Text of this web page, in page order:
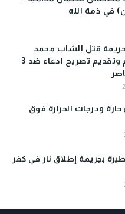
في ذمة الله
قتل الشاب محمد
محاميد في أم الفحم وتقديم تصريح ادعاء ضد 3
ودرجات الحرارة فوق
بجريمة إطلاق نار في كفر